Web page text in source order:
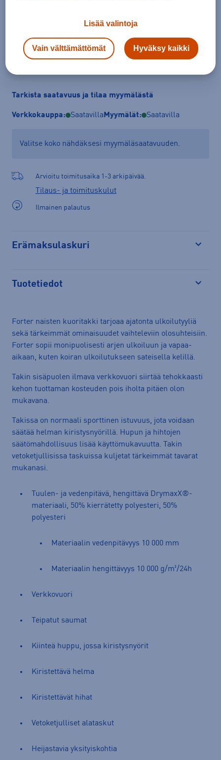
Lisää ostoskoriin
Tarkista saatavuus ja tilaa myymälästä
Verkkokauppa: Saatavilla Myymälät: Saatavilla
Valitse koko nähdäksesi myymäläsaatavuuden.
Arvioitu toimitusaika 1-3 arkipäivää.
Tilaus- ja toimituskulut
Ilmainen palautus
Erämaksulaskuri
Tuotetiedot
Forter naisten kuoritakki tarjoaa ajatonta ulkoilutyyliä
sekä tärkeimmät ominaisuudet vaihteleviin olosuhteisiin.
Forter sopii monipuolisesti arjen ulkoiluun ja vapaa-
aikaan, kuten koiran ulkoilutukseen sateisella kelillä.
Takin sisäpuolen ilmava verkkovuori siirtää tehokkaasti
kehon tuottaman kosteuden pois iholta pitäen olon
mukavana.
Takissa on normaali sporttinen istuvuus, jota voidaan
säätää helman kiristysnyörillä. Hupun ja hihtojen
säätömahdollisuus lisää käyttömukavuutta. Takin
vetoketjullisissa taskuissa kuljetat tärkeimmät tavarat
mukanasi.
Tuulen- ja vedenpitävä, hengittävä DrymaxX®-
materiaali, 50% kierrätetty polyesteri, 50%
polyesteri
Materiaalin vedenpitävyys 10 000 mm
Materiaalin hengittävyys 10 000 g/m²/24h
Verkkovuori
Teipatut saumat
Kiinteä huppu, jossa kiristysnyörit
Kiristettävä helma
Kiristettävät hihat
Vetoketjulliset alataskut
Heijastavia yksityiskohtia
Lisää valintoja
Vain välttämättömät Hyväksy kaikki